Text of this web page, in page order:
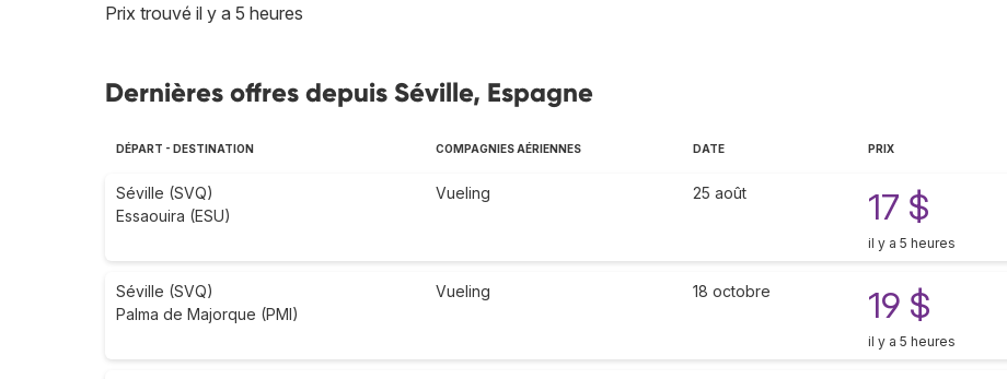
Prix trouvé il y a 5 heures
Dernières offres depuis Séville, Espagne
DÉPART - DESTINATION COMPAGNIES AÉRIENNES DATE PRIX
Séville (SVQ)
Essaouira (ESU)
Vueling 25 août 17 $
il y a 5 heures
Séville (SVQ)
Palma de Majorque (PMI)
Vueling 18 octobre 19 $
il y a 5 heures